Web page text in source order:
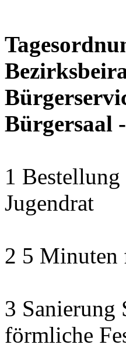
Bürgersaal
1
Jugendrat
2 5 Minuten
3 Sanierung
förmliche